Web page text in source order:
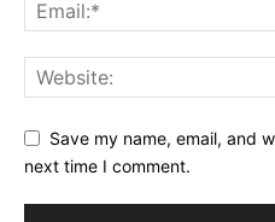
Save my name, email, and
next time I comment.